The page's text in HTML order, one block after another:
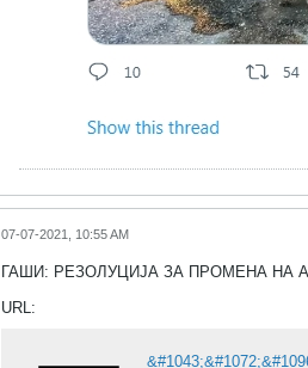
07-07-2021, 10:55 AM
ГАШИ: РЕЗОЛУЦИЈА ЗА ПРОМЕНА НА
URL: